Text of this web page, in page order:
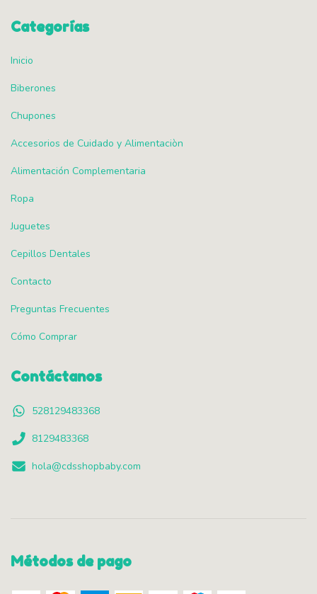
Categorías
Inicio
Biberones
Chupones
Accesorios de Cuidado y Alimentaciòn
Alimentación Complementaria
Ropa
Juguetes
Cepillos Dentales
Contacto
Preguntas Frecuentes
Cómo Comprar
Contáctanos
528129483368
8129483368
hola@cdsshopbaby.com
Métodos de pago